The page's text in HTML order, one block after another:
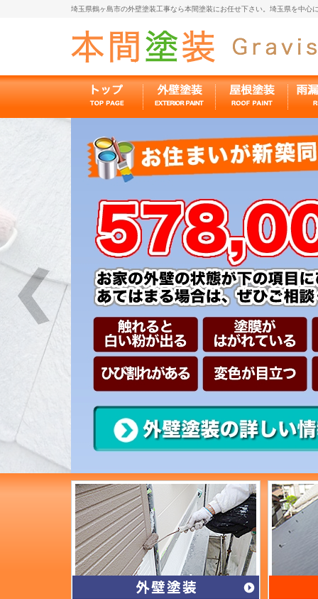
埼玉県鶴ヶ島市の外壁塗装工事なら本間塗装にお任せ下さい。埼玉県を中